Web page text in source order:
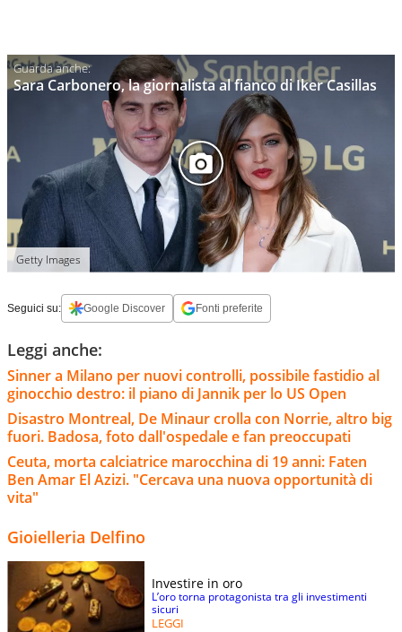
Sara Carbonero, la giornalista al fianco di Iker Casillas
Getty Images
Seguici su: Google Discover Fonti preferite
Leggi anche:
Sinner a Milano per nuovi controlli, possibile fastidio al
ginocchio destro: il piano di Jannik per lo US Open
Disastro Montreal, De Minaur crolla con Norrie, altro big
fuori. Badosa, foto dall'ospedale e fan preoccupati
Ceuta, morta calciatrice marocchina di 19 anni: Faten
Ben Amar El Azizi. "Cercava una nuova opportunità di
vita"
Gioielleria Delfino
Investire in oro
L’oro torna protagonista tra gli investimenti
sicuri
LEGGI